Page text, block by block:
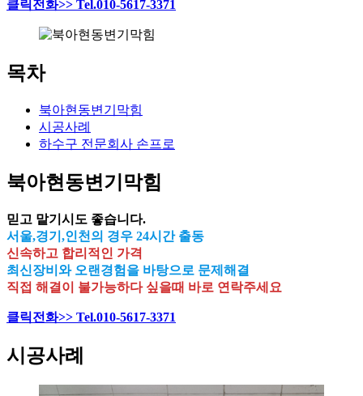
클릭전화>> Tel.010-5617-3371
목차
북아현동변기막힘
시공사례
하수구 전문회사 손프로
북아현동변기막힘
믿고 맡기시도 좋습니다.
서울,경기,인천의 경우 24시간 출동
신속하고 합리적인 가격
최신장비와 오랜경험을 바탕으로 문제해결
직접 해결이 불가능하다 싶을때 바로 연락주세요
클릭전화>> Tel.010-5617-3371
시공사례